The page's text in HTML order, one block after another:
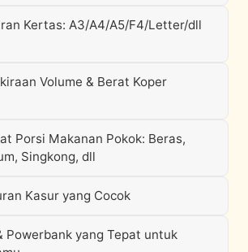
Kertas: A3/A4/A5/F4/Letter/dll
Volume & Berat Koper
Porsi Makanan Pokok: Beras,
Singkong, dll
Kasur yang Cocok
Powerbank yang Tepat untuk